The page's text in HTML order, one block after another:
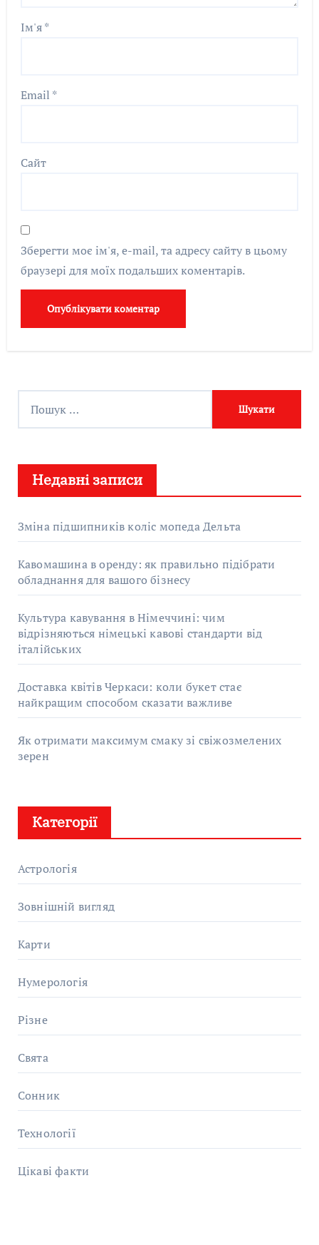
Ім'я*
Email *
Сайт
Зберегти моє ім'я, e-mail, та адресу сайту в цьому
браузері для моїх подальших коментарів.
:
Недавні записи
Зміна підшипників коліс мопеда Дельта
Кавомашина в оренду: як правильно підібрати
обладнання для вашого бізнесу
Культура кавування в Німеччині: чим
відрізняються німецькі кавові стандарти від
італійських
Доставка квітів Черкаси: коли букет стає
найкращим способом сказати важливе
Як отримати максимум смаку зі свіжозмелених
зерен
Категорії
Астрологія
Зовнішній вигляд
Карти
Нумерологія
Різне
Свята
Сонник
Технології
Цікаві факти